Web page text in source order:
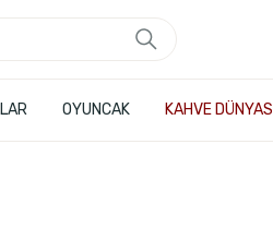
OYUNCAK KAHVE DÜNYASI